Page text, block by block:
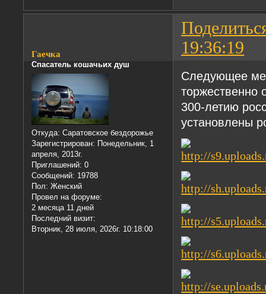
19:36:19
Гаечка
Спасатель кошачьих душ
Откуда: Саратовское бездорожье
Зарегистрирован: Понедельник, 1
апреля, 2013г.
Приглашений: 0
Сообщений: 19788
Пол: Женский
Провел на форуме:
2 месяца 11 дней
Последний визит:
Вторник, 28 июля, 2026г. 10:18:00
Следующее
торжественно
300-летию
установлены